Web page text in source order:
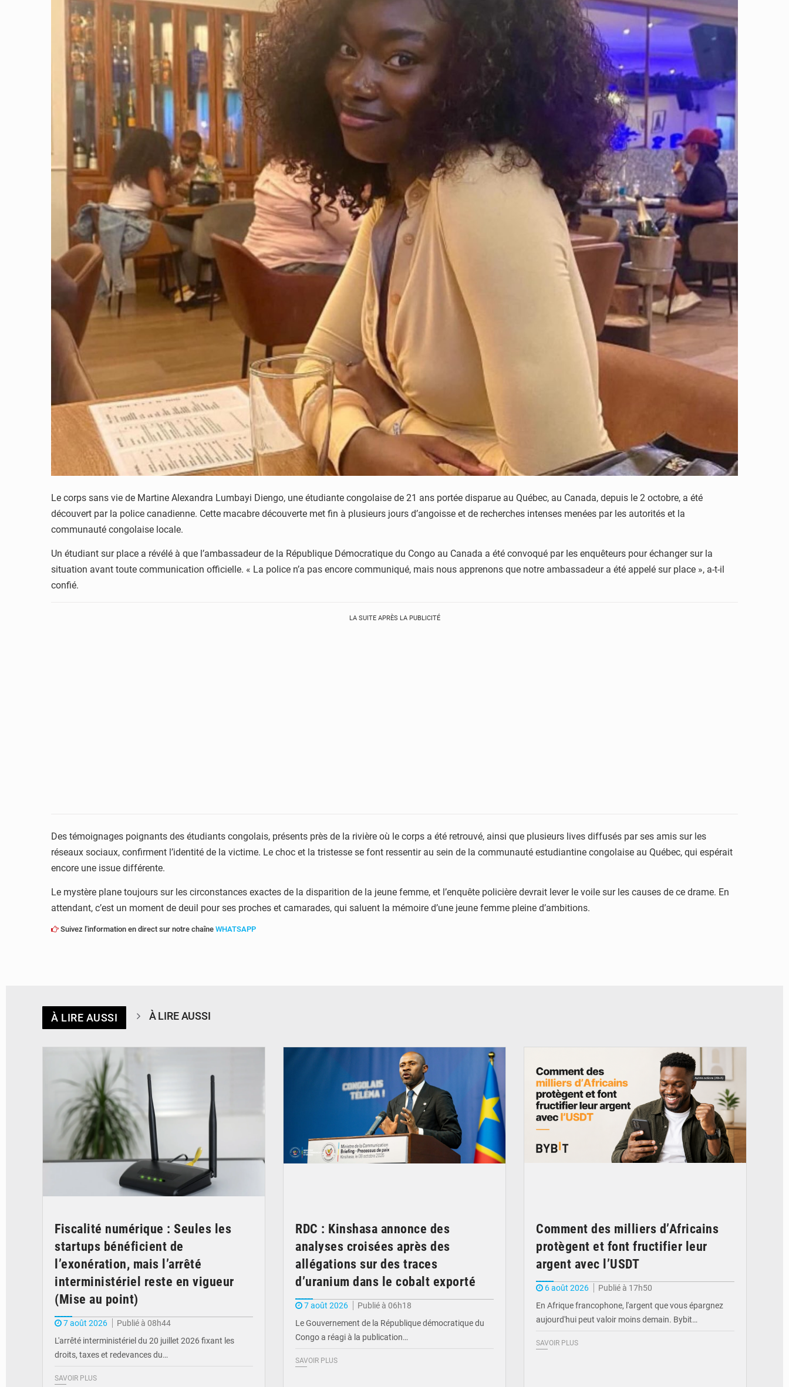
Le corps sans vie de Martine Alexandra Lumbayi Diengo, une étudiante congolaise de 21 ans portée disparue au Québec, au Canada, depuis le 2 octobre, a été
découvert par la police canadienne. Cette macabre découverte met fin à plusieurs jours d’angoisse et de recherches intenses menées par les autorités et la
communauté congolaise locale.
Un étudiant sur place a révélé à que l’ambassadeur de la République Démocratique du Congo au Canada a été convoqué par les enquêteurs pour échanger sur la
situation avant toute communication officielle. « La police n’a pas encore communiqué, mais nous apprenons que notre ambassadeur a été appelé sur place », a-t-il
confié.
LA SUITE APRÈS LA PUBLICITÉ
Des témoignages poignants des étudiants congolais, présents près de la rivière où le corps a été retrouvé, ainsi que plusieurs lives diffusés par ses amis sur les
réseaux sociaux, confirment l’identité de la victime. Le choc et la tristesse se font ressentir au sein de la communauté estudiantine congolaise au Québec, qui espérait
encore une issue différente.
Le mystère plane toujours sur les circonstances exactes de la disparition de la jeune femme, et l’enquête policière devrait lever le voile sur les causes de ce drame. En
attendant, c’est un moment de deuil pour ses proches et camarades, qui saluent la mémoire d’une jeune femme pleine d’ambitions.
Suivez l'information en direct sur notre chaîne WHATSAPP
À LIRE AUSSI À LIRE AUSSI
Fiscalité numérique : Seules les
startups bénéficient de
l’exonération, mais l’arrêté
interministériel reste en vigueur
(Mise au point)
7 août 2026
Publié à 08h44
L'arrêté interministériel du 20 juillet 2026 fixant les
droits, taxes et redevances du…
SAVOIR PLUS
RDC : Kinshasa annonce des
analyses croisées après des
allégations sur des traces
d’uranium dans le cobalt exporté
7 août 2026
Publié à 06h18
Le Gouvernement de la République démocratique du
Congo a réagi à la publication…
SAVOIR PLUS
Comment des milliers d’Africains
protègent et font fructifier leur
argent avec l’USDT
6 août 2026
Publié à 17h50
En Afrique francophone, l'argent que vous épargnez
aujourd'hui peut valoir moins demain. Bybit…
SAVOIR PLUS